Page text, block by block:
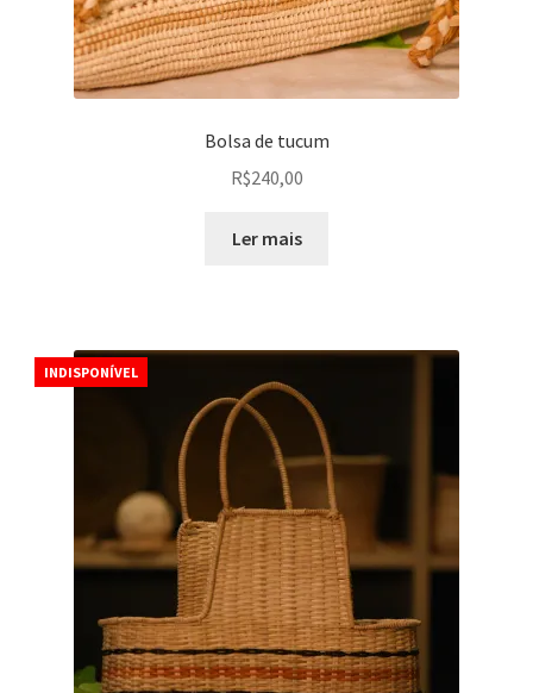
Bolsa de tucum
R$240,00
Ler mais
INDISPONÍVEL